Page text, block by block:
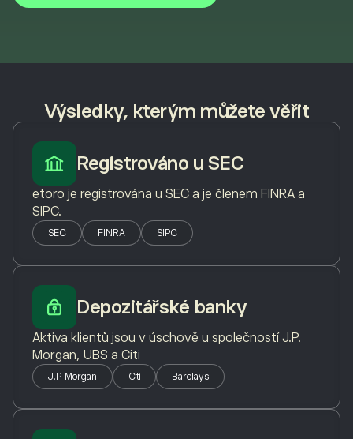
Výsledky, kterým můžete věřit
Registrováno u SEC
etoro je registrována u SEC a je členem FINRA a
SIPC.
SEC FINRA SIPC
Depozitářské banky
Aktiva klientů jsou v úschově u společností J.P.
Morgan, UBS a Citi
J.P. Morgan Citi Barclays